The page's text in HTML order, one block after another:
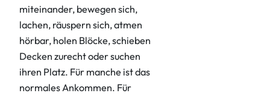
miteinander, bewegen sich,
lachen, räuspern sich, atmen
hörbar, holen Blöcke, schieben
Decken zurecht oder suchen
ihren Platz. Für manche ist das
normales Ankommen. Für